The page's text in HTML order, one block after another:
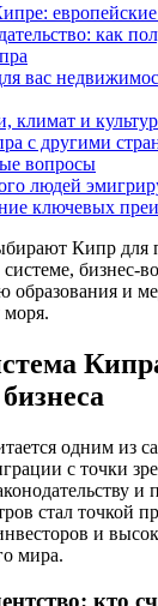
европейские
как
вас
климат и
с другими
вопросы
людей
ключевых
Кипр для
бизнес-
образования и
одним из
с точки
стал точкой
и
мира.